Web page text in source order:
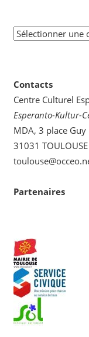
Sélectionner
Contacts
Centre Culturel
Esperanto-Kultur-
MDA, 3 place Guy
31031 TOULOUSE
Partenaires